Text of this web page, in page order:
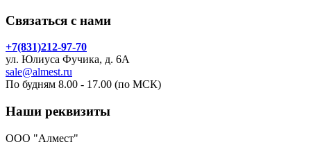
Связаться с нами
+7(831)212-97-70
ул. Юлиуса Фучика, д. 6А
sale@almest.ru
По будням 8.00 - 17.00 (по МСК)
Наши реквизиты
ООО "Алмест"